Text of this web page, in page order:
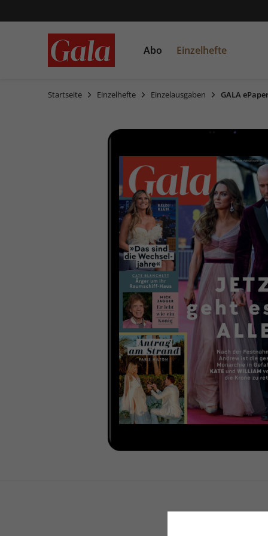
Abo Einzelhefte
Startseite Einzelhefte Einzelausgaben GALA